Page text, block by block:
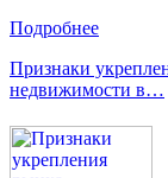
Подробнее
Признаки
недвижимости в…